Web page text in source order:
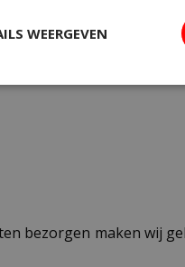
moestuin,
bezorgen maken wij
WEERGEVEN